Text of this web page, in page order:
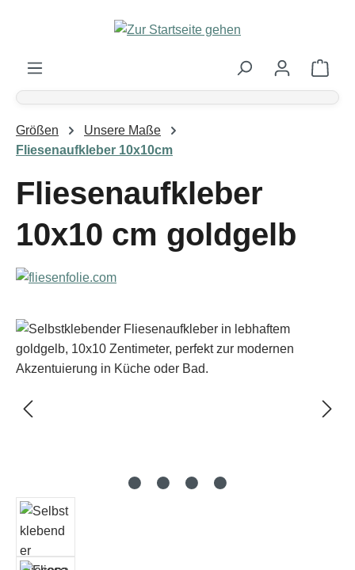
Zum Hauptinhalt springen
Größen
Unsere Maße
Fliesenaufkleber 10x10cm
Fliesenaufkleber
10x10 cm goldgelb
Bildergalerie überspringen